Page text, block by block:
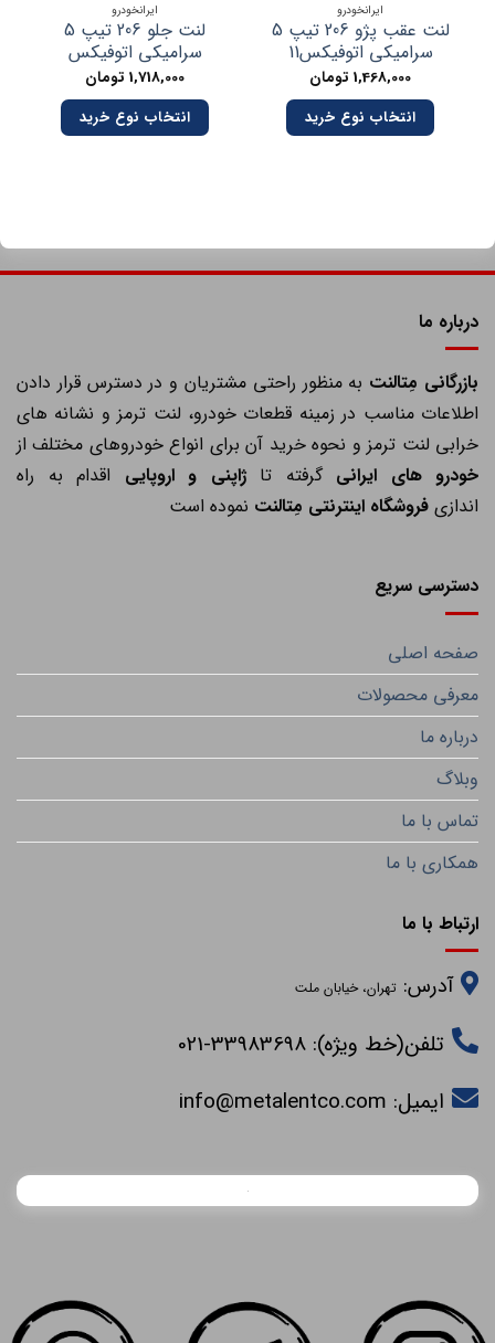
ایرانخودرو
لنت عقب پژو 206 تیپ 5
سرامیکی اتوفیکس11
1,468,000تومان
انتخاب نوع خرید
ایرانخودرو
لنت جلو 206 تیپ 5
سرامیکی اتوفیکس
1,718,000تومان
انتخاب نوع خرید
درباره ما
بازرگانی مِتالنتبه منظور راحتی مشتریان و در دسترس قرار دادن
اطلاعات مناسب در زمینه قطعات خودرو، لنت ترمز و نشانه های
خرابی لنت ترمز و نحوه خرید آن برای انواع خودروهای مختلف از
خودرو های ایرانیگرفته تاژاپنی و اروپاییاقدام به راه
اندازیفروشگاه اینترنتی مِتالنتنموده است
دسترسی سریع
صفحه اصلی
معرفی محصولات
درباره ما
وبلاگ
تماس با ما
همکاری با ما
ارتباط با ما
آدرس:تهران، خیابان ملت
تلفن(خط ویژه): 33983698-021
ایمیل:info@metalentco.com